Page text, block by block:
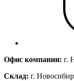
Офис компании: г.
Склад: г.